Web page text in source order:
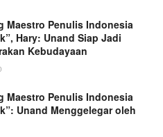
Maestro Penulis Indonesia
Hary: Unand Siap Jadi
Kebudayaan
Maestro Penulis Indonesia
Unand Menggelegar oleh